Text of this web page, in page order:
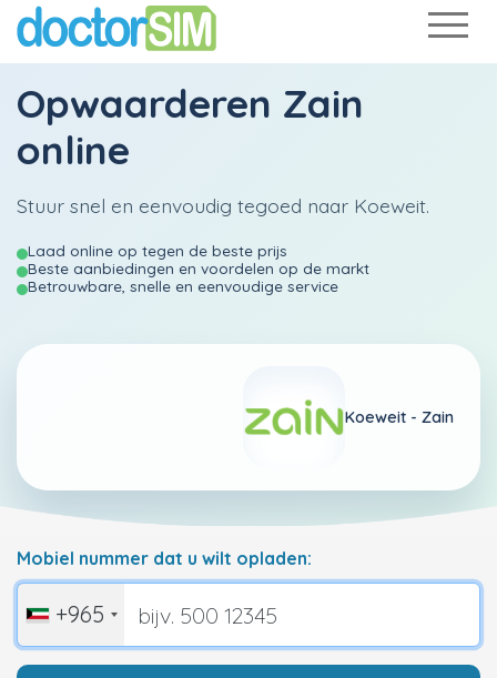
Opwaarderen Zain
online
Stuur snel en eenvoudig tegoed naar Koeweit.
Laad online op tegen de beste prijs
Beste aanbiedingen en voordelen op de markt
Betrouwbare, snelle en eenvoudige service
Koeweit - Zain
Mobiel nummer dat u wilt opladen:
+965